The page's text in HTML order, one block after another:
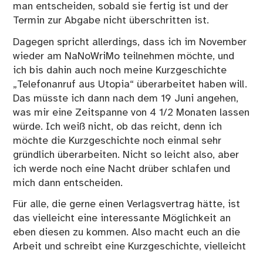
man entscheiden, sobald sie fertig ist und der
Termin zur Abgabe nicht überschritten ist.
Dagegen spricht allerdings, dass ich im November
wieder am NaNoWriMo teilnehmen möchte, und
ich bis dahin auch noch meine Kurzgeschichte
„Telefonanruf aus Utopia“ überarbeitet haben will.
Das müsste ich dann nach dem 19 Juni angehen,
was mir eine Zeitspanne von 4 1/2 Monaten lassen
würde. Ich weiß nicht, ob das reicht, denn ich
möchte die Kurzgeschichte noch einmal sehr
gründlich überarbeiten. Nicht so leicht also, aber
ich werde noch eine Nacht drüber schlafen und
mich dann entscheiden.
Für alle, die gerne einen Verlagsvertrag hätte, ist
das vielleicht eine interessante Möglichkeit an
eben diesen zu kommen. Also macht euch an die
Arbeit und schreibt eine Kurzgeschichte, vielleicht